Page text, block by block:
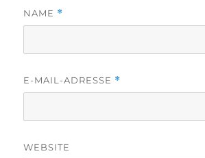
NAME *
E-MAIL-ADRESSE *
WEBSITE